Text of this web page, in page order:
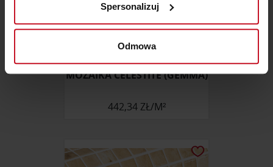
(fingerprinting, czyli wirtualny odcisk palca)
Dowiedz się więcej odnośnie tego, jak Twoje osobiste
dane są przetwarzane oraz ustaw własne preferencje w
zmienić lub wycofać swoją zgodę w dowolnej chwili.
Wykorzystujemy pliki cookie do spersonalizowania treści
korzystasz z naszej witryny, udostępniamy partnerom
społecznościowym, reklamowym i analitycznym.
Spersonalizuj
Odmowa
MOZAIKA CELESTITE (GEMMA)
442,34 ZŁ/M²